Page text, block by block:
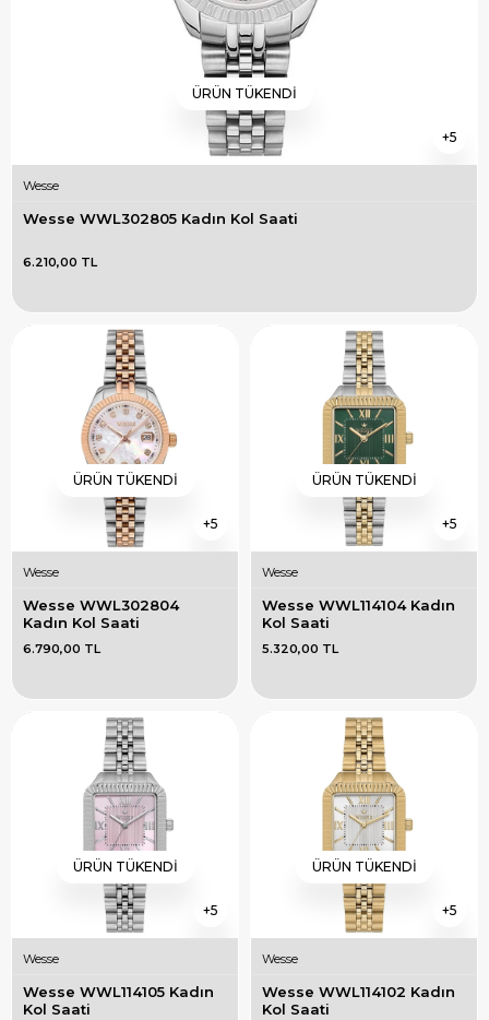
5
ÜRÜN TÜKENDI
Wesse
Wesse WWL302805 Kadın Kol Saati
6.210,00 TL
5
ÜRÜN TÜKENDI
Wesse
Wesse WWL302804
Kadın Kol Saati
6.790,00 TL
5
ÜRÜN TÜKENDI
Wesse
Wesse WWL114104 Kadın
Kol Saati
5.320,00 TL
5
ÜRÜN TÜKENDI
Wesse
Wesse WWL114105 Kadın
Kol Saati
5
ÜRÜN TÜKENDI
Wesse
Wesse WWL114102 Kadın
Kol Saati